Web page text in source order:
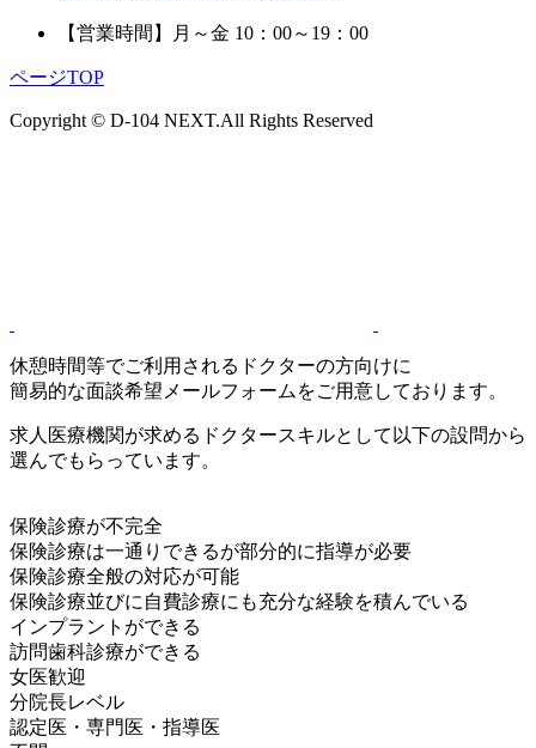
【営業時間】 月～金 10：00～19：00
ページTOP
Copyright © D-104 NEXT.All Rights Reserved
休憩時間等でご利用されるドクターの方向けに
簡易的な面談希望メールフォームをご用意しております。
求人医療機関が求めるドクタースキルとして以下の設問から
選んでもらっています。
保険診療が不完全
保険診療は一通りできるが部分的に指導が必要
保険診療全般の対応が可能
保険診療並びに自費診療にも充分な経験を積んでいる
インプラントができる
訪問歯科診療ができる
女医歓迎
分院長レベル
認定医・専門医・指導医